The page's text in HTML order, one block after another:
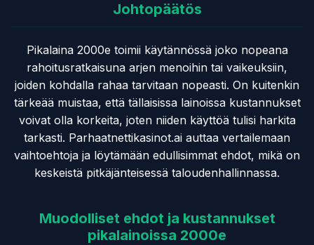
Johtopäätös
Pikalaina 2000e toimii käytännössä joko nopeana
rahoitusratkaisuna arjen menoihin tai vaikeuksiin,
joiden kohdalla rahaa tarvitaan nopeasti. On kuitenkin
tärkeää muistaa, että tällaisissa lainoissa kustannukset
voivat olla korkeita, joten niiden käyttöä tulisi harkita
tarkasti. Parhaatnettikasinot.ai auttaa vertailemaan
vaihtoehtoja ja löytämään edullisimmat ehdot, mikä on
keskeistä pitkäjänteisessä taloudenhallinnassa.
Muodolliset ehdot ja kustannukset
pikalainoissa 2000e